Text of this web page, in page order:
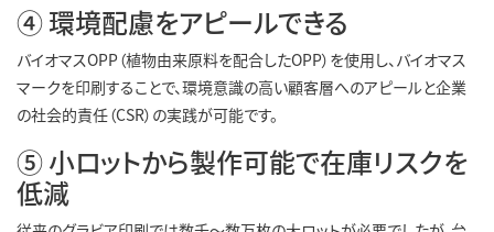
④ 環境配慮をアピールできる
バイオマスOPP（植物由来原料を配合したOPP）を使用し、バイオマス
マークを印刷することで、環境意識の高い顧客層へのアピールと企業
の社会的責任（CSR）の実践が可能です。
⑤ 小ロットから製作可能で在庫リスクを
低減